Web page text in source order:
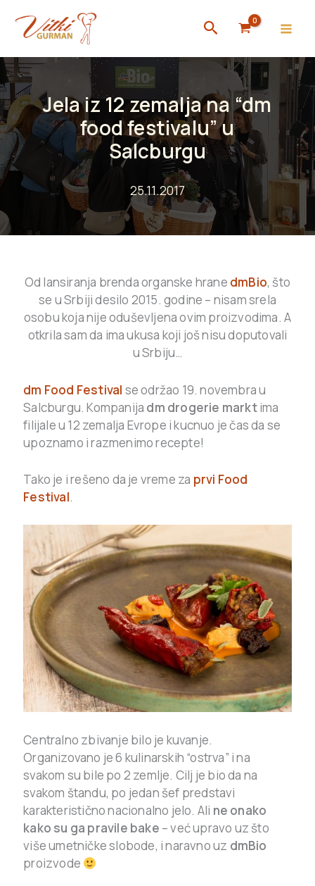
content
Search
Jela iz 12 zemalja na “dm
food festivalu” u
Salcburgu
25.11.2017
Od lansiranja brenda organske hrane dmBio, što
se u Srbiji desilo 2015. godine – nisam srela
osobu koja nije oduševljena ovim proizvodima. A
otkrila sam da ima ukusa koji još nisu doputovali
u Srbiju…
dm Food Festival se održao 19. novembra u
Salcburgu. Kompanija dm drogerie marktima
filijale u 12 zemalja Evrope i kucnuo je čas da se
upoznamo i razmenimo recepte!
Tako je i rešeno da je vreme za prvi Food
Festival.
Centralno zbivanje bilo je kuvanje.
Organizovano je 6 kulinarskih “ostrva” i na
svakom su bile po 2 zemlje. Cilj je bio da na
svakom štandu, po jedan šef predstavi
karakteristično nacionalno jelo. Ali ne onako
kako su ga pravile bake – već upravo uz što
više umetničke slobode, i naravno uz dmBio
proizvode